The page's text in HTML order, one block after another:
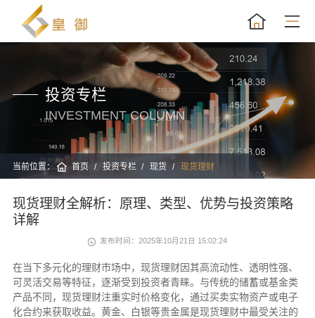
投资专栏
INVESTMENT COLUMN
当前位置： 首页 投资专栏 现货 现货理财
现货理财全解析：原理、类型、优势与投资策略
详解
发布时间：2025年10月21日 15:02:24
在当下多元化的理财市场中，现货理财因其高流动性、透明性强、
可灵活交易等特征，逐渐受到投资者青睐。与传统的储蓄或基金类
产品不同，现货理财注重实时价格变化，通过买卖实物资产或电子
化合约来获取收益。黄金、白银等贵金属是现货理财中最受关注的